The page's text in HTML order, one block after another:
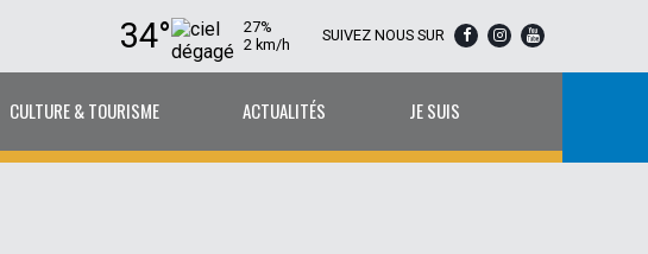
SUIVEZ NOUS SUR
34°
27%
2 km/h
CULTURE & TOURISME ACTUALITÉS JE SUIS